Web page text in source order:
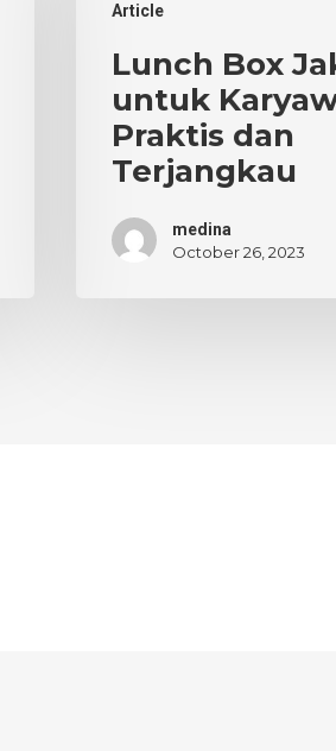
Article
untuk
Praktis
dan
Terjangkau
Lunch Box
untuk
Praktis dan
Terjangkau
medina
October 26, 2023